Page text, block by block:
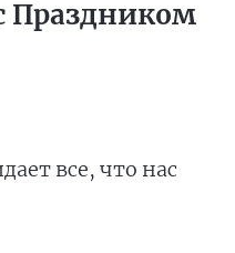
Праздником
все, что нас